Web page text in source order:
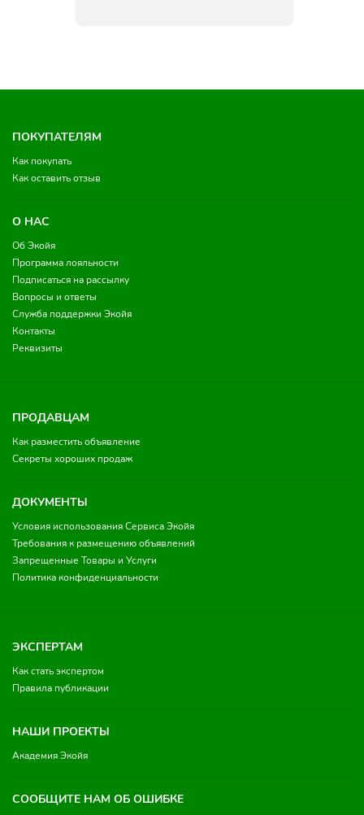
ПОКУПАТЕЛЯМ
Как покупать
Как оставить отзыв
О НАС
Об Экойя
Программа лояльности
Подписаться на рассылку
Вопросы и ответы
Служба поддержки Экойя
Контакты
Реквизиты
ПРОДАВЦАМ
Как разместить объявление
Секреты хороших продаж
ДОКУМЕНТЫ
Условия использования Сервиса Экойя
Требования к размещению объявлений
Запрещенные Товары и Услуги
Политика конфиденциальности
ЭКСПЕРТАМ
Как стать экспертом
Правила публикации
НАШИ ПРОЕКТЫ
Академия Экойя
СООБЩИТЕ НАМ ОБ ОШИБКЕ